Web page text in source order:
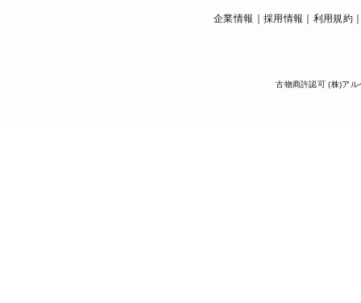
企業情報 採用情報 利用規約
古物商許認可 (株)ア